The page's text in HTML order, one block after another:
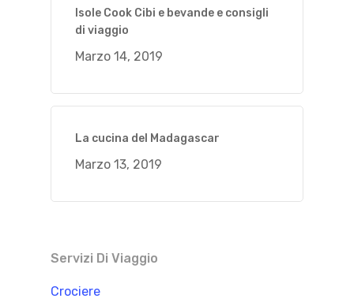
Isole Cook Cibi e bevande e consigli
di viaggio
Marzo 14, 2019
La cucina del Madagascar
Marzo 13, 2019
Servizi Di Viaggio
Crociere